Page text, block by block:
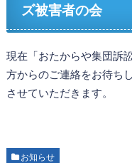
ズ被害者の会
現在「おたからや集団訴
方からのご連絡をお待ち
させていただきます。
お知らせ